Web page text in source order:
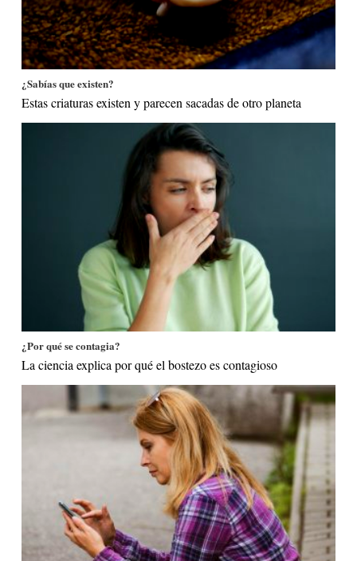
¿Sabías que existen?
Estas criaturas existen y parecen sacadas de otro planeta
¿Por qué se contagia?
La ciencia explica por qué el bostezo es contagioso